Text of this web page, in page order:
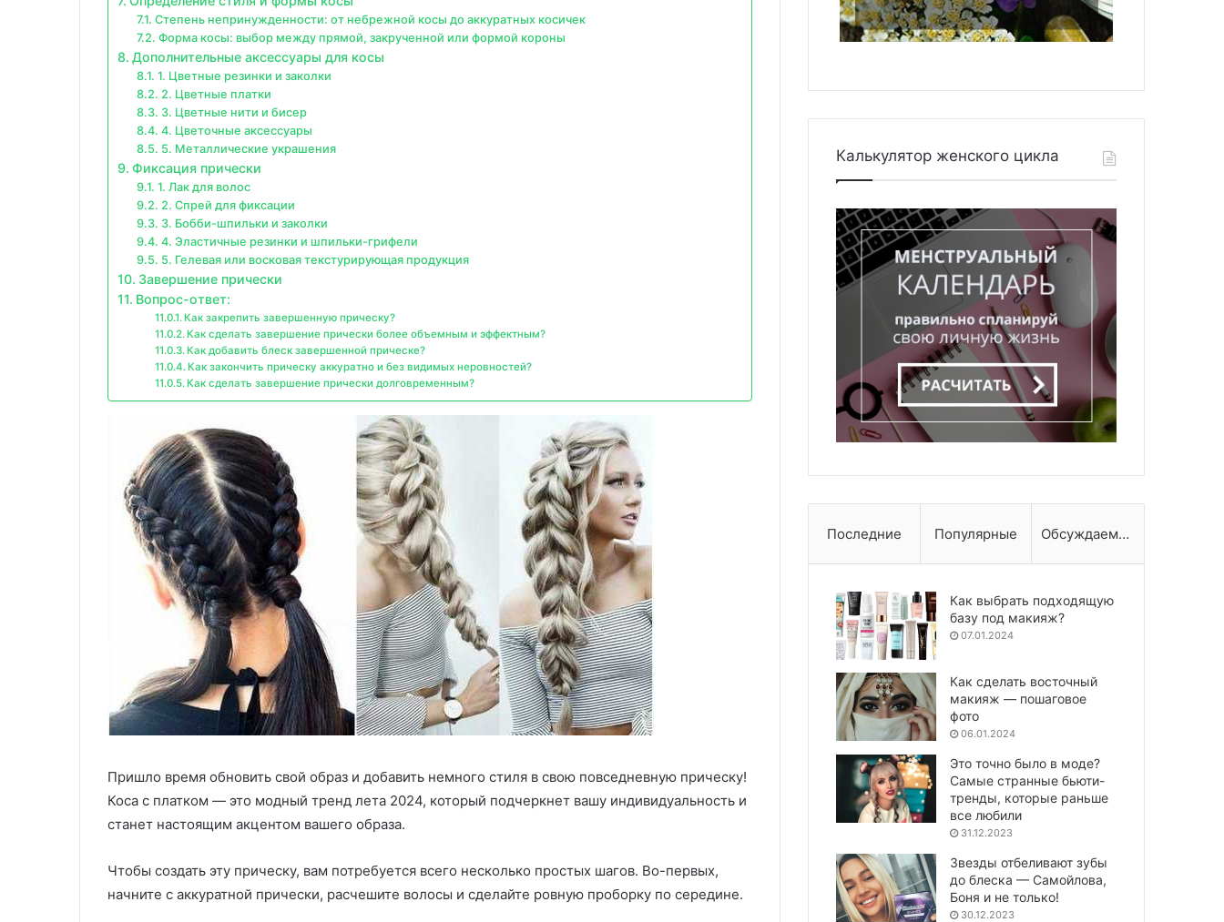
Степень непринужденности: от небрежной косы до аккуратных косичек
Форма косы: выбор между прямой, закрученной или формой короны
Дополнительные аксессуары для косы
1. Цветные резинки и заколки
2. Цветные платки
3. Цветные нити и бисер
4. Цветочные аксессуары
5. Металлические украшения
Фиксация прически
1. Лак для волос
2. Спрей для фиксации
3. Бобби-шпильки и заколки
4. Эластичные резинки и шпильки-грифели
5. Гелевая или восковая текстурирующая продукция
Завершение прически
Вопрос-ответ:
Как закрепить завершенную прическу?
Как сделать завершение прически более объемным и эффектным?
Как добавить блеск завершенной прическе?
Как закончить прическу аккуратно и без видимых неровностей?
Как сделать завершение прически долговременным?
Пришло время обновить свой образ и добавить немного стиля в свою повседневную прическу!
Коса с платком — это модный тренд лета 2024, который подчеркнет вашу индивидуальность и
станет настоящим акцентом вашего образа.
Чтобы создать эту прическу, вам потребуется всего несколько простых шагов. Во-первых,
начните с аккуратной прически, расчешите волосы и сделайте ровную проборку по середине.
Калькулятор женского цикла
Последние Популярные Обсуждаемые
Как выбрать подходящую
базу под макияж?
07.01.2024
Как сделать восточный
макияж — пошаговое
фото
06.01.2024
Это точно было в моде?
Самые странные бьюти-
тренды, которые раньше
все любили
31.12.2023
Звезды отбеливают зубы
до блеска — Самойлова,
Боня и не только!
30.12.2023